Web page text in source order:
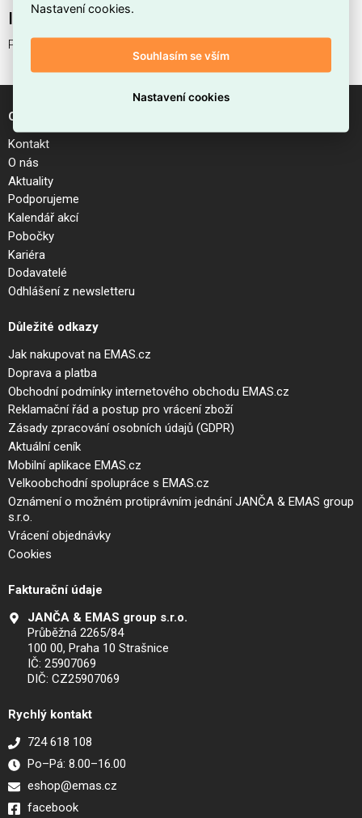
Interní název produktu
POHYBLIVÁ ČÁST POLYFASTU PRO
O společnosti
Kontakt
O nás
Aktuality
Podporujeme
Kalendář akcí
Pobočky
Kariéra
Dodavatelé
Odhlášení z newsletteru
Důležité odkazy
Jak nakupovat na EMAS.cz
Doprava a platba
Obchodní podmínky internetového obchodu EMAS.cz
Reklamační řád a postup pro vrácení zboží
Zásady zpracování osobních údajů (GDPR)
Aktuální ceník
Mobilní aplikace EMAS.cz
Velkoobchodní spolupráce s EMAS.cz
Oznámení o možném protiprávním jednání JANČA & EMAS group
s.r.o.
Vrácení objednávky
Cookies
Fakturační údaje
JANČA & EMAS group s.r.o.
Průběžná 2265/84
100 00, Praha 10 Strašnice
IČ: 25907069
DIČ: CZ25907069
Rychlý kontakt
724 618 108
Po–Pá: 8.00–16.00
eshop@emas.cz
facebook
Nastavení cookies.
Souhlasím se vším
Nastavení cookies